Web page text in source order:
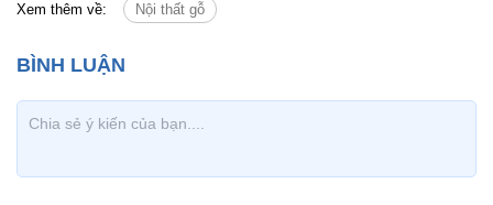
Xem thêm về: Nội thất gỗ